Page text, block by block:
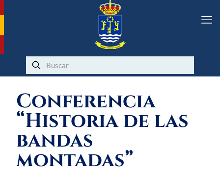
Conferencia
“Historia de las
bandas
montadas”